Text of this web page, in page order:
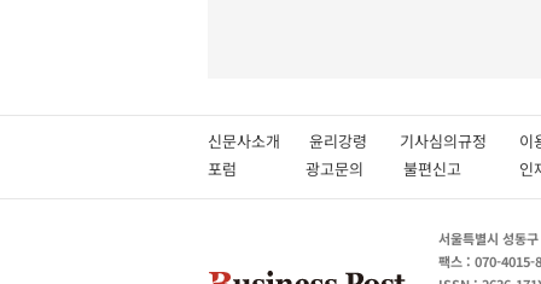
신문사소개 윤리강령 기사심의규정
포럼
광고문의 불편신고
서울특별시 성동
팩스 : 070-4015-